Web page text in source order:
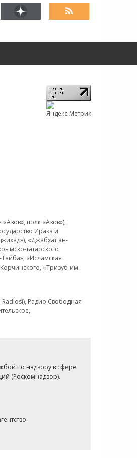
полк «Азов»),
Ирака и
«Джабхат ан-
татарского
«Исламская
«Тризуб им.
Радио Свободная
по надзору в сфере
(Роскомнадзор).